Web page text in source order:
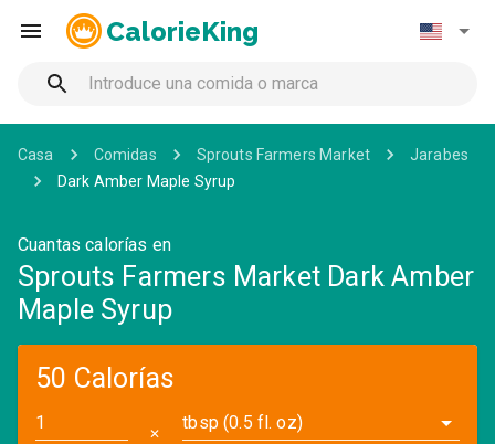
CalorieKing
Casa Comidas Sprouts Farmers Market
Jarabes
Dark Amber Maple Syrup
Cuantas calorías en
Sprouts Farmers Market Dark Amber
Maple Syrup
50 Calorías
✕
tbsp (0.5 fl. oz)